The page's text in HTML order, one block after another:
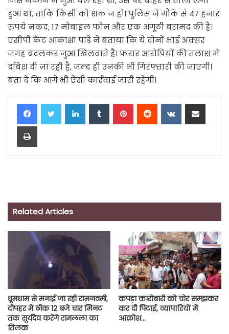
हुआ था, ताकि किसी को शक न हो। पुलिस ने मौके से 47 हजार
रुपये नकद, 17 मोबाइल फोन और एक अंगूठी बरामद की है।
एसीपी कैंट आकांक्षा पांडे ने बताया कि ये दोनों भाई अक्सर
जगह बदलकर जुआ खिलवाते हैं। फरार आरोपियों की तलाश में
दबिश दी जा रही है, जल्द ही उनकी भी गिरफ्तारी की जाएगी।
बता दें कि आगे भी ऐसी कार्रवाई जारी रहेंगी।
LinkedInTumblrPinterestReddit VKontakteShare via Email
Print
Related Articles
धूमधाम से मनाई जा रही रामनवमी,
दोपहर में ठीक 12 बजे चार मिनट
तक सूर्यदेव करेंगे रामलला का
तिलक
कपड़ा कारोबारी को चोर समझकर
कर दी पिटाई, व्यापारियों में
आक्रोश…